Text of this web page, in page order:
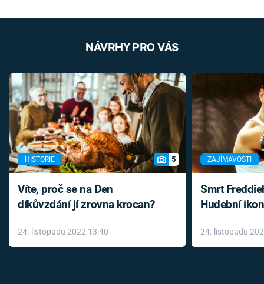
NÁVRHY PRO VÁS
HISTORIE 5
Víte, proč se na Den
díkůvzdání jí zrovna krocan?
24. listopadu 2022 13:40
ZAJÍMAVOSTI
Smrt
Hudební
léky
24. listopadu